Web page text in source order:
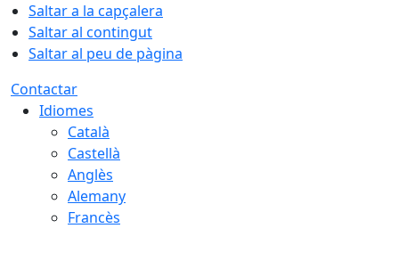
Saltar a la capçalera
Saltar al contingut
Saltar al peu de pàgina
Contactar
Idiomes
Català
Castellà
Anglès
Alemany
Francès